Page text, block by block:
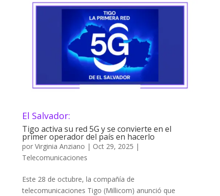
El Salvador:
Tigo activa su red 5G y se convierte en el
primer operador del país en hacerlo
por Virginia Anziano | Oct 29, 2025 |
Telecomunicaciones
Este 28 de octubre, la compañía de
telecomunicaciones Tigo (Millicom) anunció que